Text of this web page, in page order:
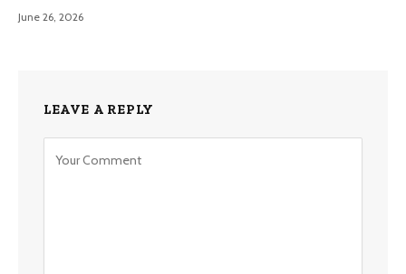
June 26, 2026
LEAVE A REPLY